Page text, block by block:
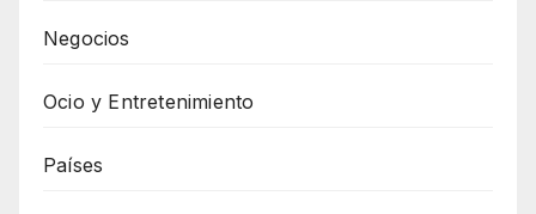
Negocios
Ocio y Entretenimiento
Países